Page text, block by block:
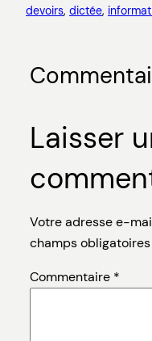
devoirs, dictée,
Laisser
Votre adresse e-
champs
Commentaire *